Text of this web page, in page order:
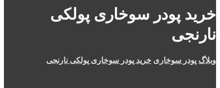
خرید پودر سوخاری پولکی
نارنجی
وبلاگ پودر سوخاری خرید پودر سوخاری پولکی نارنجی